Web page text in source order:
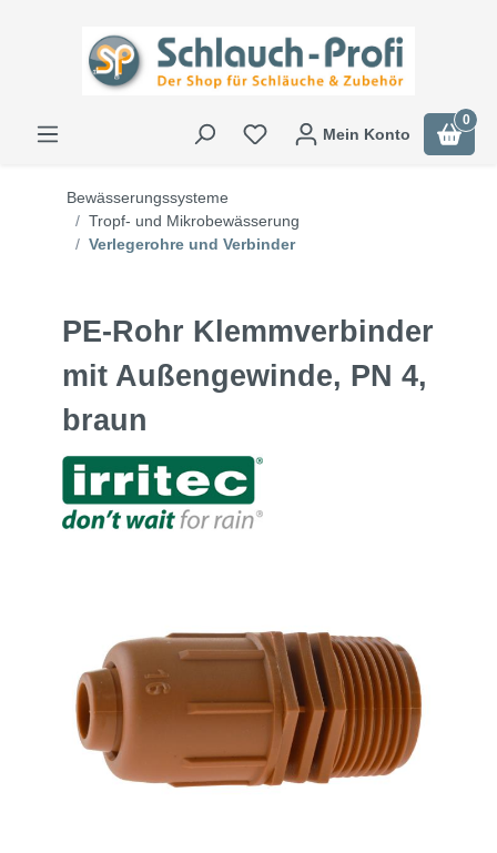
Mein Konto
0
Bewässerungssysteme
Tropf- und Mikrobewässerung
Verlegerohre und Verbinder
PE-Rohr Klemmverbinder
mit Außengewinde, PN 4,
braun